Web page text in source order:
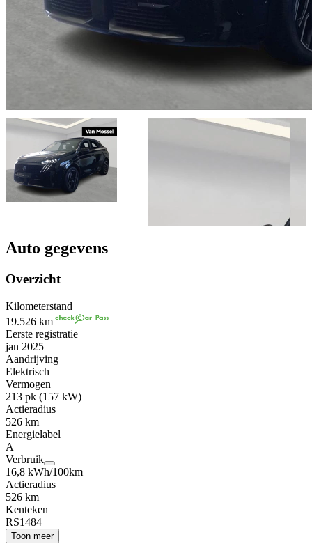
Auto gegevens
Overzicht
Kilometerstand
19.526 km
Eerste registratie
jan 2025
Aandrijving
Elektrisch
Vermogen
213 pk (157 kW)
Actieradius
526 km
Energielabel
A
Verbruik
16,8 kWh/100km
Actieradius
526 km
Kenteken
RS1484
Toon meer